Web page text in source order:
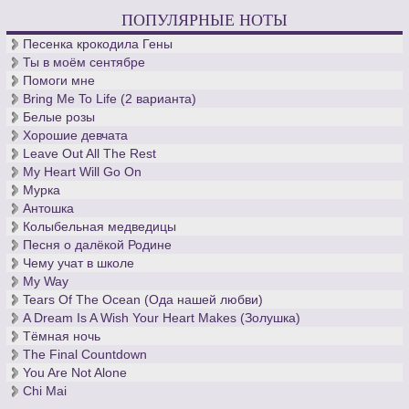
ПОПУЛЯРНЫЕ НОТЫ
Песенка крокодила Гены
Ты в моём сентябре
Помоги мне
Bring Me To Life (2 варианта)
Белые розы
Хорошие девчата
Leave Out All The Rest
My Heart Will Go On
Мурка
Антошка
Колыбельная медведицы
Песня о далёкой Родине
Чему учат в школе
My Way
Tears Of The Ocean (Ода нашей любви)
A Dream Is A Wish Your Heart Makes (Золушка)
Тёмная ночь
The Final Countdown
You Are Not Alone
Chi Mai